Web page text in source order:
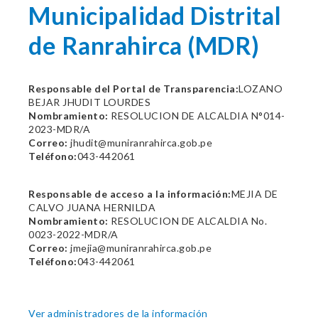
Municipalidad Distrital
de Ranrahirca (MDR)
Responsable del Portal de Transparencia:LOZANO
BEJAR JHUDIT LOURDES
Nombramiento: RESOLUCION DE ALCALDIA N°014-
2023-MDR/A
Correo: jhudit@muniranrahirca.gob.pe
Teléfono:043-442061
Responsable de acceso a la información:MEJIA DE
CALVO JUANA HERNILDA
Nombramiento: RESOLUCION DE ALCALDIA No.
0023-2022-MDR/A
Correo: jmejia@muniranrahirca.gob.pe
Teléfono:043-442061
Ver administradores de la información